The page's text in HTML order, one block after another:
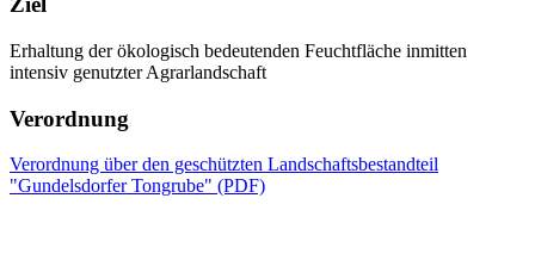
Erhaltung der ökologisch bedeutenden Feuchtfläche inmitten
intensiv genutzter Agrarlandschaft
Verordnung
Verordnung über den geschützten Landschaftsbestandteil
"Gundelsdorfer Tongrube" (PDF)